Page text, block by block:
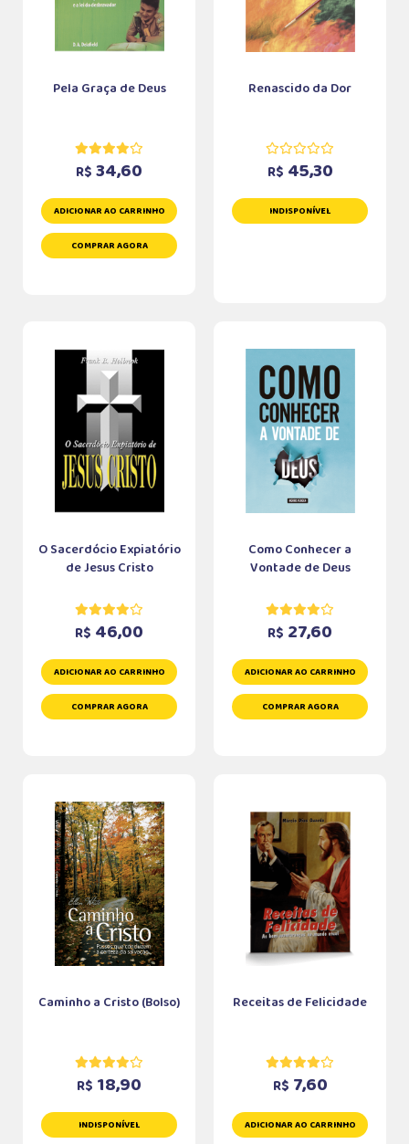
Pela Graça de Deus
R$ 34,60
ADICIONAR AO CARRINHO
COMPRAR AGORA
Renascido da Dor
R$ 45,30
INDISPONÍVEL
O Sacerdócio Expiatório
de Jesus Cristo
R$ 46,00
ADICIONAR AO CARRINHO
COMPRAR AGORA
Como Conhecer a
Vontade de Deus
R$ 27,60
ADICIONAR AO CARRINHO
COMPRAR AGORA
Caminho a Cristo (Bolso)
R$ 18,90
INDISPONÍVEL
Receitas de Felicidade
R$ 7,60
ADICIONAR AO CARRINHO